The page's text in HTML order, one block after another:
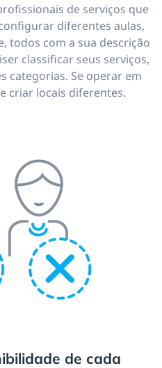
de serviços que
diferentes aulas,
todos com a sua descrição
classificar seus serviços,
categorias. Se operar em
criar locais diferentes.
de cada